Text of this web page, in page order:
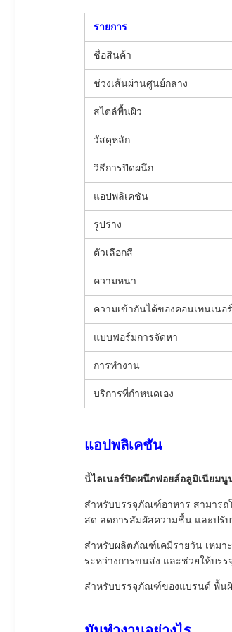
รายการ
ชื่อสินค้า
ช่วงเส้นผ่านศูนย์กลาง
สไตล์พื้นผิว
วัสดุหลัก
วิธีการปิดผนึก
แอปพลิเคชัน
รูปร่าง
ตัวเลือกสี
ความหนา
ความเข้ากันได้ของคอนเทนเนอร์
แบบฟอร์มการจัดหา
การทำงาน
บริการที่กำหนดเอง
แอปพลิเคชัน
นี้ไลเนอร์ปิดผนึกฟอยล์อลูมิเนียมนู
สำหรับบรรจุภัณฑ์อาหาร สามาร
สด ลดการสัมผัสความชื้น และปรั
สำหรับผลิตภัณฑ์เคมีรายวัน เหม
ระหว่างการขนส่ง และช่วยให้บ
สำหรับบรรจุภัณฑ์ของแบรนด์ พื้น